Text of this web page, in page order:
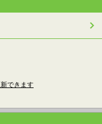
できます